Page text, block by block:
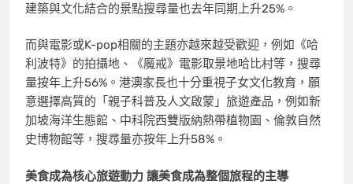
建築與文化結合的景點搜尋量也去年同期上升25%。
而與電影或K-pop相關的主題亦越來越受歡迎，例如《哈
利波特》的拍攝地、《魔戒》電影取景地哈比村等，搜尋
量按年上升56%。港澳家長也十分重視子女文化教育，願
意選擇高質的「親子科普及人文啟蒙」旅遊產品，例如新
加坡海洋生態館、中科院西雙版納熱帶植物園、倫敦自然
史博物館等，搜尋量亦按年上升58%。
美食成為核心旅遊動力 讓美食成為整個旅程的主導